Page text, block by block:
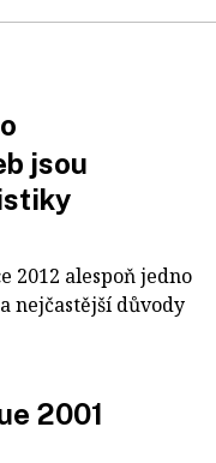
jsou
2012 alespoň jedno
nejčastější důvody
2001